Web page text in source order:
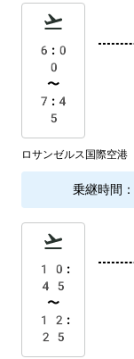
6:0
0
〜
7:4
5
ロサンゼルス国際空港
乗継時間 ：
10:
45
〜
12:
25